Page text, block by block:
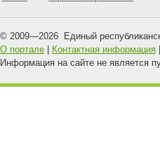
© 2009—2026 Единый
О портале
Контактная информация
Информация на сайте не является